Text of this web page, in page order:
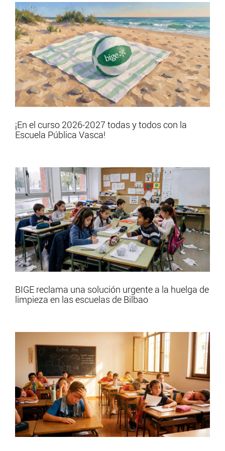
¡En el curso 2026-2027 todas y todos con la
Escuela Pública Vasca!
BIGE reclama una solución urgente a la huelga de
limpieza en las escuelas de Bilbao